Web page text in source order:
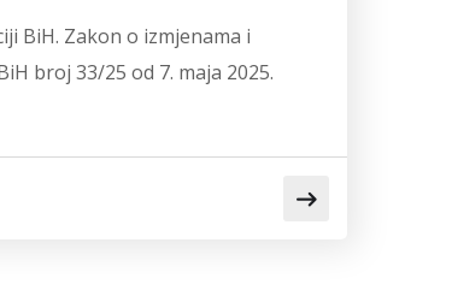
BiH. Zakon o izmjenama i
broj 33/25 od 7. maja 2025.